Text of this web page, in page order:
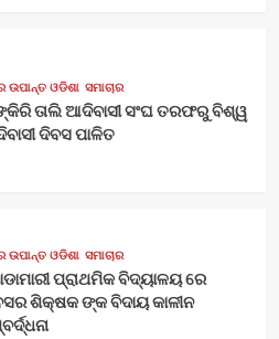
ଉପାନ୍ତ ଓଡିଶା ସମାଚାର
ତାଲି ଆଦିବାସୀ ସଂଘ ତରଫରୁ ବିଶ୍ୱ
ଦିବସ ପାଳିତ
ଉପାନ୍ତ ଓଡିଶା ସମାଚାର
ପ୍ରାଥମିକ ବିଦ୍ୟାଳୟ ରେ
ଶିକ୍ଷକ ଙ୍କ ବିଦାୟ କାଳୀନ